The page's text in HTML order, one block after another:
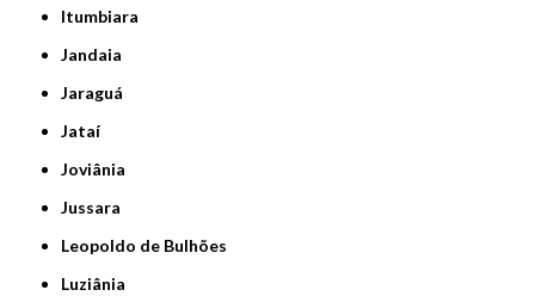
Itumbiara
Jandaia
Jaraguá
Jataí
Joviânia
Jussara
Leopoldo de Bulhões
Luziânia